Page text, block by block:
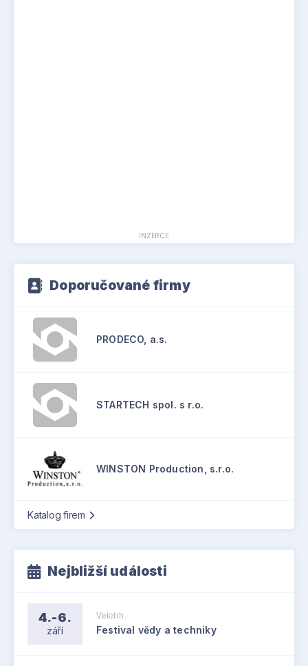
INZERCE
Doporučované firmy
PRODECO, a.s.
STARTECH spol. s r.o.
WINSTON Production, s.r.o.
Katalog firem
Nejbližší události
4.-6.
září
Veletrh
Festival vědy a techniky